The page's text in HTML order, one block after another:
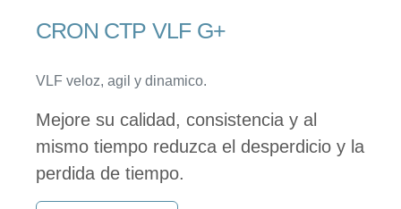
CRON CTP VLF G+
VLF veloz, agil y dinamico.
Mejore su calidad, consistencia y al
mismo tiempo reduzca el desperdicio y la
perdida de tiempo.